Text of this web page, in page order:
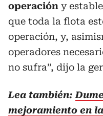
operación y
que toda la flota
operación, y,
operadores
no sufra”, dijo la
Lea también:
mejoramiento en